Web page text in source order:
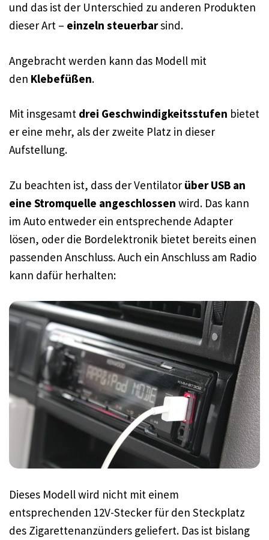
und das ist der Unterschied zu anderen Produkten
dieser Art – einzeln steuerbarsind.
Angebracht werden kann das Modell mit
den Klebefüßen.
Mit insgesamt drei Geschwindigkeitsstufen bietet
er eine mehr, als der zweite Platz in dieser
Aufstellung.
Zu beachten ist, dass der Ventilator über USB an
eine Stromquelle angeschlossen wird. Das kann
im Auto entweder ein entsprechende Adapter
lösen, oder die Bordelektronik bietet bereits einen
passenden Anschluss. Auch ein Anschluss am Radio
kann dafür herhalten:
Dieses Modell wird nicht mit einem
entsprechenden 12V-Stecker für den Steckplatz
des Zigarettenanzünders geliefert. Das ist bislang